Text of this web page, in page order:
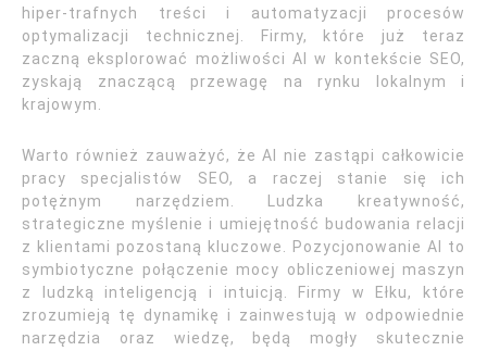
hiper-trafnych treści i automatyzacji procesów
optymalizacji technicznej. Firmy, które już teraz
zaczną eksplorować możliwości AI w kontekście SEO,
zyskają znaczącą przewagę na rynku lokalnym i
krajowym.
Warto również zauważyć, że AI nie zastąpi całkowicie
pracy specjalistów SEO, a raczej stanie się ich
potężnym narzędziem. Ludzka kreatywność,
strategiczne myślenie i umiejętność budowania relacji
z klientami pozostaną kluczowe. Pozycjonowanie AI to
symbiotyczne połączenie mocy obliczeniowej maszyn
z ludzką inteligencją i intuicją. Firmy w Ełku, które
zrozumieją tę dynamikę i zainwestują w odpowiednie
narzędzia oraz wiedzę, będą mogły skutecznie